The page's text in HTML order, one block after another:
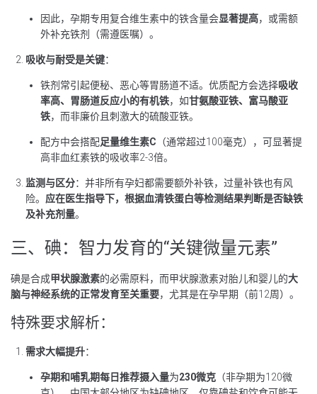
因此，孕期专用复合维生素中的铁含量会显著提高，或需额
外补充铁剂（需遵医嘱）。
吸收与耐受是关键：
铁剂常引起便秘、恶心等胃肠道不适。优质配方会选择吸收
率高、胃肠道反应小的有机铁，如甘氨酸亚铁、富马酸亚
铁，而非廉价且刺激大的硫酸亚铁。
配方中会搭配足量维生素C （通常超过100毫克），可显著提
高非血红素铁的吸收率2-3倍。
监测与区分：并非所有孕妇都需要额外补铁，过量补铁也有风
险。 应在医生指导下，根据血清铁蛋白等检测结果判断是否缺铁
及补充剂量。
三、碘：智力发育的“关键微量元素”
碘是合成甲状腺激素的必需原料，而甲状腺激素对胎儿和婴儿的大
脑与神经系统的正常发育至关重要，尤其是在孕早期（前12周）。
特殊要求解析：
需求大幅提升：
孕期和哺乳期每日推荐摄入量为230微克 （非孕期为120微